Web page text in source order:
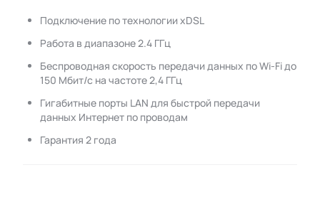
Подключение по технологии xDSL
Работа в диапазоне 2.4 ГГц
Беспроводная скорость передачи данных по Wi-Fi до
150 Мбит/с на частоте 2,4 ГГц
Гигабитные порты LAN для быстрой передачи
данных Интернет по проводам
Гарантия 2 года